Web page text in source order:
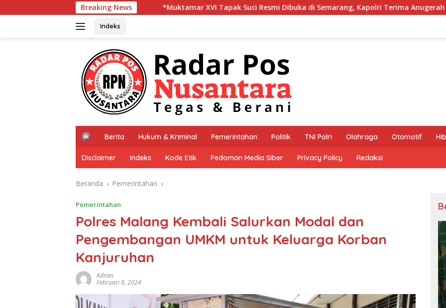
ke
Breaking News
*Muktamar XVI Tapak Suci Resmi Dibuka di Semarang, Kapolri Terima Anugerah Anggota Kehormatan*
Indeks
H
m
e
Berita Hukum & Kriminal Pemerintahan Politik TNI Polri Olahraga Otomotif
Disclaimer Indeks Kode Etik Pedoman Media Siber Privacy Policy Redaksi
Beranda Pemerintahan
Pemerintahan
Polres Malang Kembali Salurkan Modal dan
Pengembangan UMKM untuk Keluarga Korban
Kanjuruhan
Admin
Februari 8, 2024